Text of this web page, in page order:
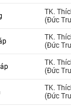
TK.
(Đức
TK.
(Đức
TK.
(Đức
TK.
(Đức